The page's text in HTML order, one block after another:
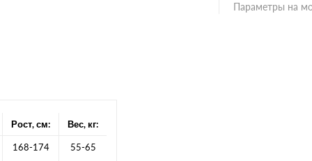
Рост, см: Вес, кг:
168-174
55-65
Параметры на